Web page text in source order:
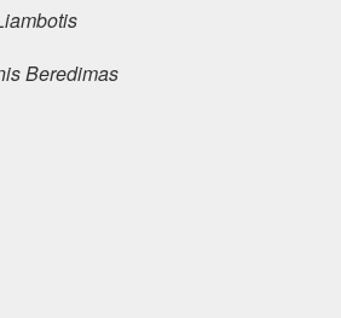
Beredimas